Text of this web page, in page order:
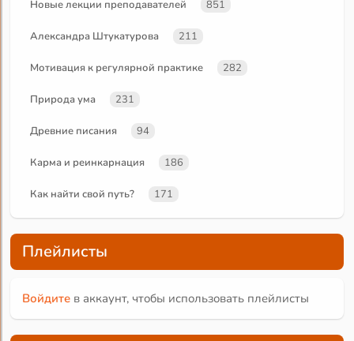
Новые лекции преподавателей 851
Александра Штукатурова 211
Мотивация к регулярной практике 282
Природа ума 231
Древние писания 94
Карма и реинкарнация 186
Как найти свой путь? 171
Плейлисты
Войдите в аккаунт, чтобы использовать плейлисты